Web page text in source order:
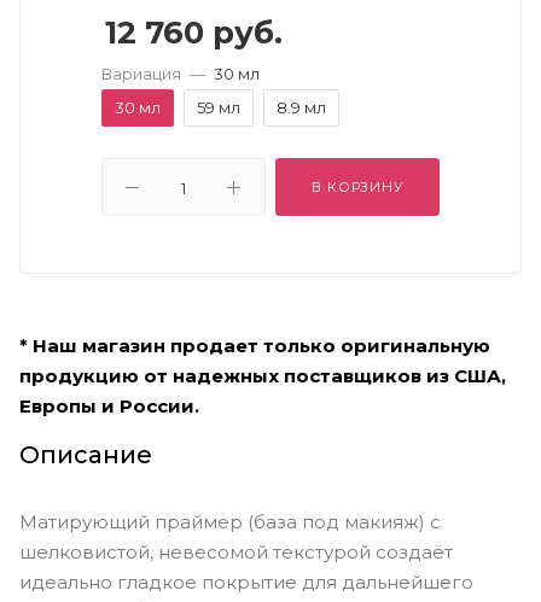
12 760 руб.
Вариация — 30 мл
30 мл
59 мл 8.9 мл
В КОРЗИНУ
* Наш магазин продает только оригинальную
продукцию от надежных поставщиков из США,
Европы и России.
Описание
Матирующий праймер (база под макияж) с
шелковистой, невесомой текстурой создаёт
идеально гладкое покрытие для дальнейшего